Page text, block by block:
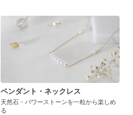
ペンダント・ネックレス
天然石・パワーストーンを一粒から楽しめ
る